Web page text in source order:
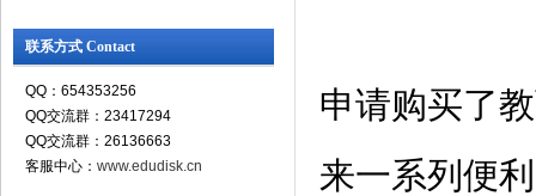
联系方式 Contact
QQ：654353256
QQ交流群：23417294
QQ交流群：26136663
客服中心： www.edudisk.cn
申请购买了
来一系列便